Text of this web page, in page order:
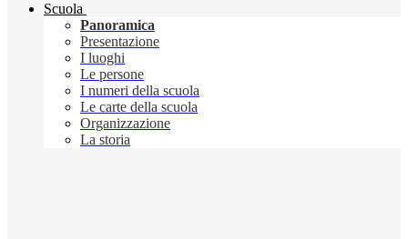
Scuola
Panoramica
Presentazione
I luoghi
Le persone
I numeri della scuola
Le carte della scuola
Organizzazione
La storia